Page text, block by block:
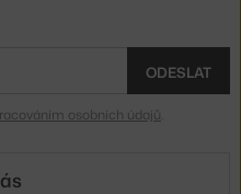
ODESLAT
osobních údajů